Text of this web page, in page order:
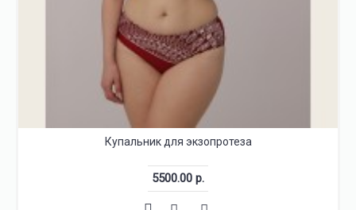
Купальник для экзопротеза
5500.00 р.